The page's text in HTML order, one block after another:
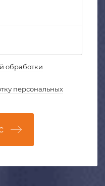
обработки
персональных